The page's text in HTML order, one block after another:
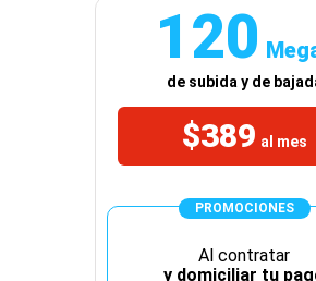
120
de subida y de
$389 al mes
PROMOCIONES
Al contratar
y domiciliar tu